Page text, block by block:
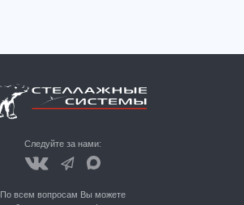
Следуйте за нами:
По всем вопросам Вы можете